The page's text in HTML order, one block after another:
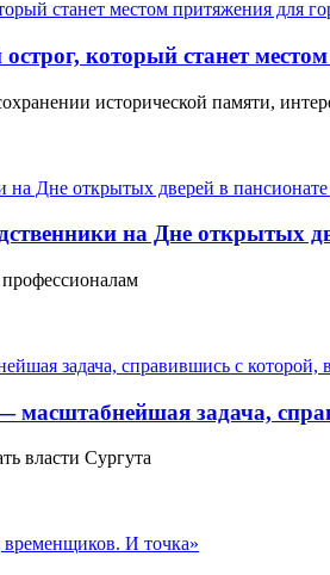
который станет
исторической памяти,
на Дне открытых
задача,
власти Сургута